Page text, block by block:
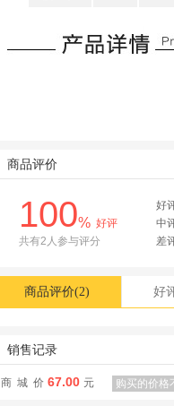
商品评价
100% 好评
共有2人参与评分
好
中
差
商品评价(2) 好
销售记录
商 城 价 67.00 元 购买的价格